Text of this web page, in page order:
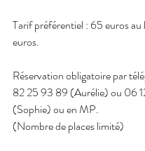
Tarif préférentiel : 65 euros au
euros.
Réservation obligatoire par
82 25 93 89 (Aurélie) ou 06
(Sophie) ou en MP.
(Nombre de places limité)